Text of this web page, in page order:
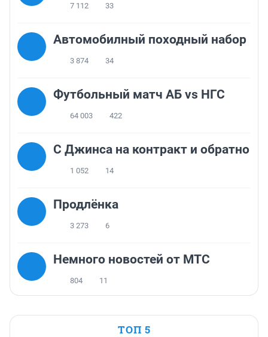
7 112 33
Автомобилный походный набор
3 874 34
Футбольный матч АБ vs НГС
64 003 422
С Джинса на контракт и обратно
1 052 14
Продлёнка
3 273 6
Немного новостей от МТС
804 11
ТОП 5